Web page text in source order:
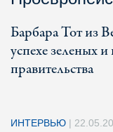
Барбара Тот из
успехе зеленых
правительства
ИНТЕРВЬЮ |